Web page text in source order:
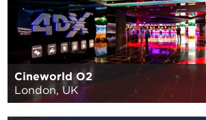
Cineworld O2
London, UK